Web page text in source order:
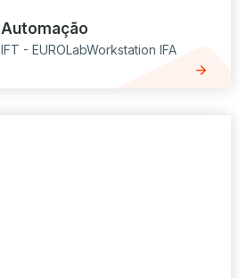
Automação
IFT - EUROLabWorkstation IFA
arrow_forward